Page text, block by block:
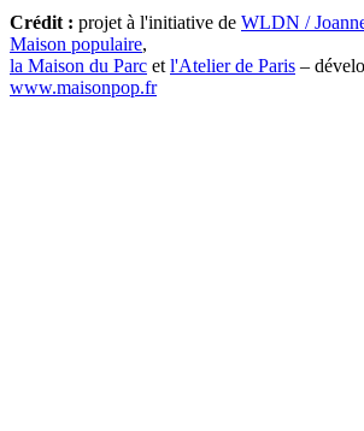
Crédit : projet à l'initiative de WLDN /
Maison populaire,
la Maison du Parc etl'Atelier de Paris –
www.maisonpop.fr